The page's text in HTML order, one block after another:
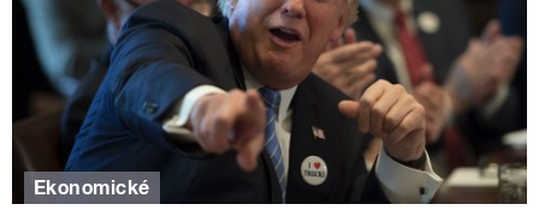
Ekonomické